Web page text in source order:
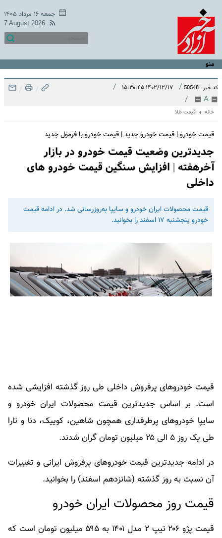
جمعه ۱۶ مرداد ۱۴۰۵
7 August 2026
منو
کد خبر : 50548 / ۱۴۰۲/۱۲/۱۷ ۱۵:۳۰:۴۵ /
A
/
/
/
خانه قیمت طلا
قیمت خودرو | قیمت خودرو جدید | قیمت خودرو با فرمول جدید
جدیدترین وضعیت قیمت خودرو در بازار
آخرهفته | افزایش سنگین قیمت خودرو های
داخلی
قیمت محصولات ایران خودرو و سایپا به‌روزرسانی شد. در ادامه قیمت
خودرو پنجشنبه ۱۷ اسفند را بخوانید.
قیمت خودروهای پرفروش داخلی طی روز گذشته افزایشی شده
است. بر اساس جدیدترین قیمت محصولات ایران خودرو و
سایپا خودروهای پرطرفداری همچون شاهین، کوییک، دنا و تارا
طی یک روز ۵ الی ۲۵ میلیون تومان گران شدند.
در ادامه جدیدترین قیمت خودروهای پرفروش ایرانی و تغییرات
آن نسبت به روز گذشته (شانزدهم اسفند) را بخوانید.
قیمت روز محصولات ایران خودرو
قیمت پژو ۲۰۶ تیپ ۲ مدل ۱۴۰۱ به ۵۹۵ میلیون تومان است که